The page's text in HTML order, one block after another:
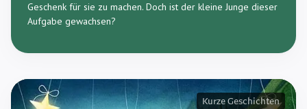
Geschenk für sie zu machen. Doch ist der kleine Junge dieser
Aufgabe gewachsen?
Kurze Geschichten